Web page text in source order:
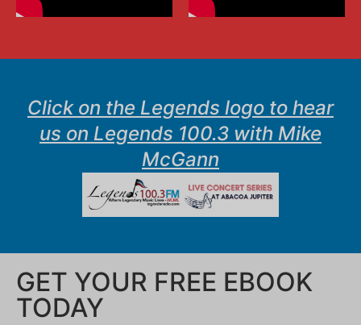
Click on the Legends logo to hear
us on Legends 100.3 with Mike
McGann
GET YOUR FREE EBOOK
TODAY